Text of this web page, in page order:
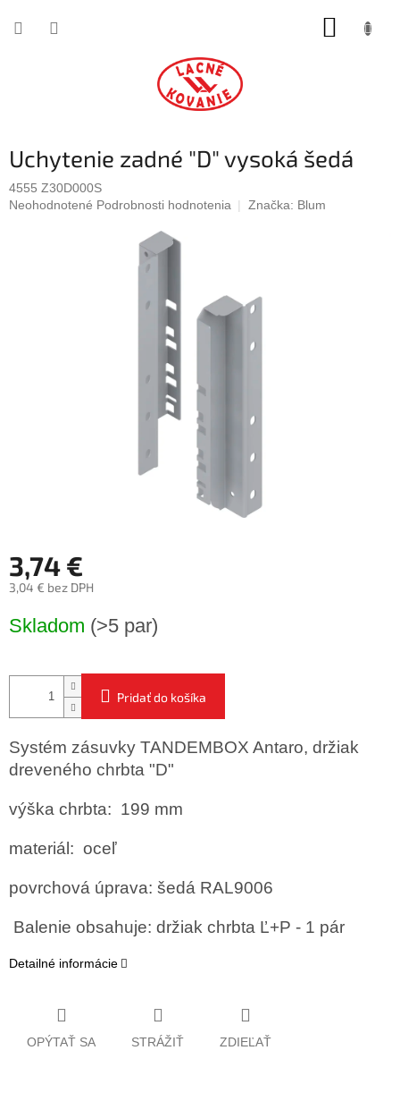
Uchytenie zadné "D" vysoká šedá
4555 Z30D000S
Priemerné
Neohodnotené Podrobnosti hodnotenia Značka: Blum
3,74 €
3,04 € bez DPH
cena:
Skladom (>5 par)
Pridať do košíka
Systém zásuvky TANDEMBOX Antaro, držiak
dreveného chrbta "D"
výška chrbta: 199 mm
materiál: oceľ
povrchová úprava: šedá RAL9006
Balenie obsahuje: držiak chrbta Ľ+P - 1 pár
Detailné informácie
OPÝTAŤ SA STRÁŽIŤ ZDIEĽAŤ